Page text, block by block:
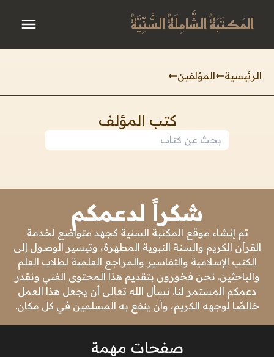
المَكتَبَةُ الشَّامِلَةُ السُّنِّيَّةُ
الرئيسية المؤلفين
كتب المؤلف
شكراً لدعمكم
تم إنشاء موقع المكتبة السنية كجهد متواضع لخدمة
القرآن الكريم والسنة النبوية المطهرة، وتيسير الوصول إلى
الكتب الإسلامية والتفاسير والمراجع العلمية لطلاب العلم
والباحثين. نحن فخورون بتقديم هذا المحتوى الغني ونقدر
دعمكم المستمر لنا. نسأل الله تعالى أن يجعل هذا العمل
خالصًا لوجهه الكريم، وأن ينفع به المسلمين في كل مكان.
صفحات مهمة